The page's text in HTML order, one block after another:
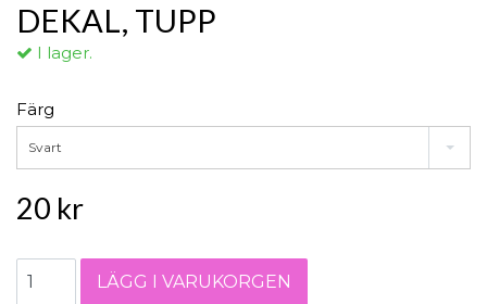
DEKAL, TUPP
I lager.
Färg
Svart
20 kr